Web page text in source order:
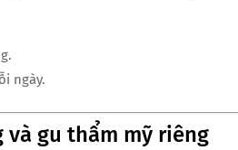
ngày.
và gu thẩm mỹ riêng